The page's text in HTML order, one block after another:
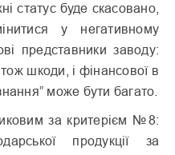
статус буде скасовано,
у негативному
представники заводу:
шкоди, і фінансової в
може бути багато.
за критерієм №8:
продукції за